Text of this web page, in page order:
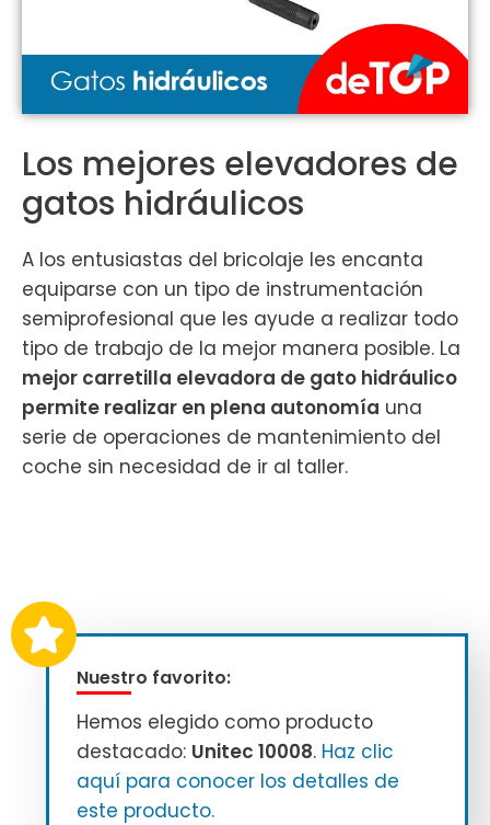
Los mejores elevadores de
gatos hidráulicos
A los entusiastas del bricolaje les encanta
equiparse con un tipo de instrumentación
semiprofesional que les ayude a realizar todo
tipo de trabajo de la mejor manera posible. La
mejor carretilla elevadora de gato hidráulico
permite realizar en plena autonomía una
serie de operaciones de mantenimiento del
coche sin necesidad de ir al taller.
Nuestro favorito:
Hemos elegido como producto
destacado: Unitec 10008. Haz clic
aquí para conocer los detalles de
este producto.